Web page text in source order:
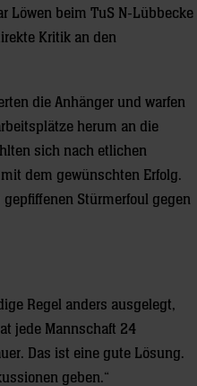
Löwen beim TuS N-Lübbecke
Kritik an den
die Anhänger und warfen
herum an die
sich nach etlichen
dem gewünschten Erfolg.
Stürmerfoul gegen
Regel anders ausgelegt,
jede Mannschaft 24
Das ist eine gute Lösung.
geben.“